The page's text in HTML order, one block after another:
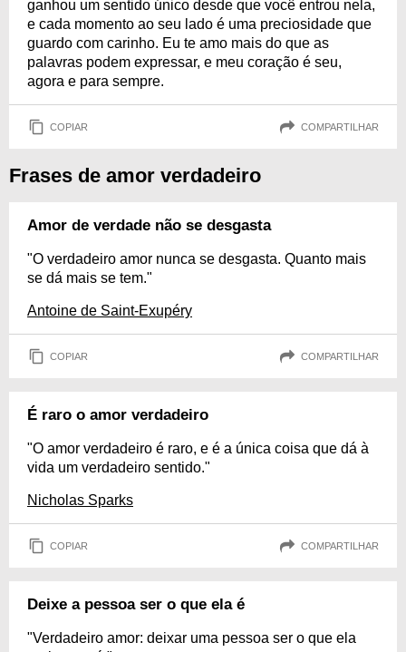
ganhou um sentido único desde que você entrou nela,
e cada momento ao seu lado é uma preciosidade que
guardo com carinho. Eu te amo mais do que as
palavras podem expressar, e meu coração é seu,
agora e para sempre.
COPIAR COMPARTILHAR
Frases de amor verdadeiro
Amor de verdade não se desgasta
"O verdadeiro amor nunca se desgasta. Quanto mais
se dá mais se tem."
Antoine de Saint-Exupéry
COPIAR COMPARTILHAR
É raro o amor verdadeiro
"O amor verdadeiro é raro, e é a única coisa que dá à
vida um verdadeiro sentido."
Nicholas Sparks
COPIAR COMPARTILHAR
Deixe a pessoa ser o que ela é
"Verdadeiro amor: deixar uma pessoa ser o que ela